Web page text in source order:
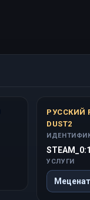
РУССКИЙ
DUST2
УСЛУГИ